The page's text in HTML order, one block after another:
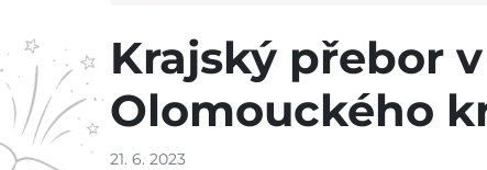
Krajský přebor
Olomouckého
21. 6. 2023